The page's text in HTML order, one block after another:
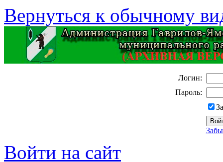
Вернуться к обычному
Логин:
Пароль:
Войти на сайт